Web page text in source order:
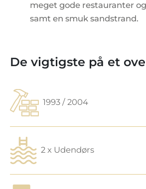
meget gode restauranter
samt en smuk sandstrand.
De vigtigste på et
1993 / 2004
2 x Udendørs